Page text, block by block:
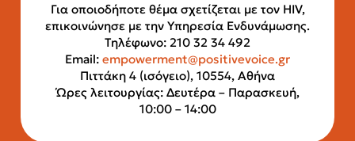
Για οποιοδήποτε θέμα σχετίζεται με τον HIV,
επικοινώνησε με την Υπηρεσία Ενδυνάμωσης.
Τηλέφωνο: 210 32 34 492
Email: empowerment@positivevoice.gr
Πιττάκη 4 (ισόγειο), 10554, Αθήνα
Ώρες λειτουργίας: Δευτέρα – Παρασκευή,
10:00 – 14:00